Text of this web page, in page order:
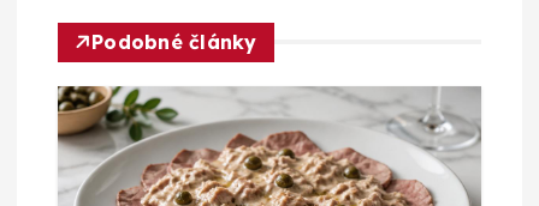
p
r
o
Podobné články